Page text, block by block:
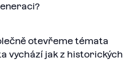
otevřeme témata
vychází jak z historických